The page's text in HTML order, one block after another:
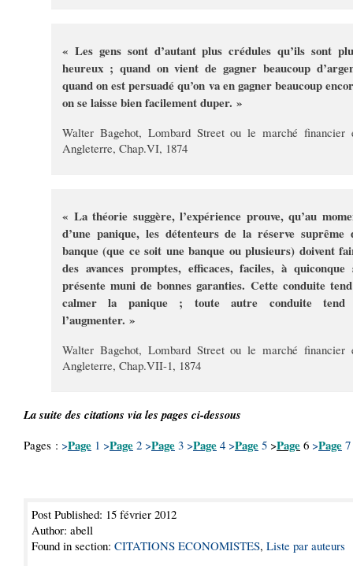
« Les gens sont d’autant plus crédules qu’ils sont
heureux ; quand on vient de gagner beaucoup
quand on est persuadé qu’on va en gagner beaucoup
on se laisse bien facilement duper. »
Walter Bagehot, Lombard Street ou le marché financier
Angleterre, Chap.VI, 1874
« La théorie suggère, l’expérience prouve, qu’au
d’une panique, les détenteurs de la réserve suprême
banque (que ce soit une banque ou plusieurs) doivent
des avances promptes, efficaces, faciles, à quiconque
présente muni de bonnes garanties. Cette conduite
calmer la panique ; toute autre conduite
l’augmenter. »
Walter Bagehot, Lombard Street ou le marché financier
Angleterre, Chap.VII-1, 1874
La suite des citations via les pages ci-dessous
Pages : >Page 1 >Page 2 >Page 3 >Page 4 >Page 5 >Page 6 >Page 7
Post Published: 15 février 2012
Author: abell
Found in section: CITATIONS ECONOMISTES, Liste par auteurs